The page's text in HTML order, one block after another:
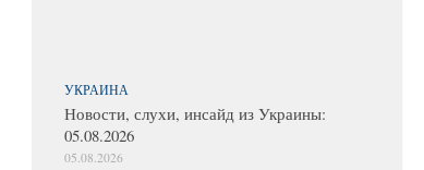
УКРАИНА
Новости, слухи, инсайд из Украины:
05.08.2026
05.08.2026